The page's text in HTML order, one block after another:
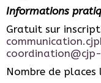
Informations
Gratuit sur
Nombre de